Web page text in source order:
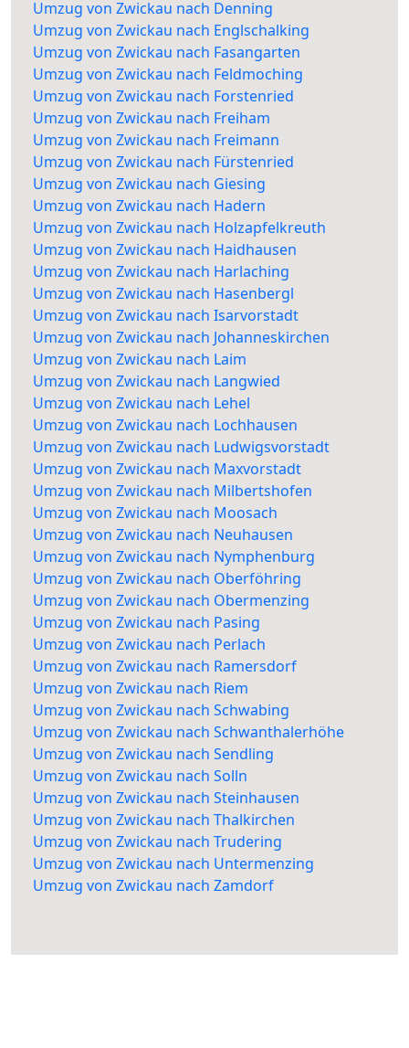
Umzug von Zwickau nach Denning
Umzug von Zwickau nach Englschalking
Umzug von Zwickau nach Fasangarten
Umzug von Zwickau nach Feldmoching
Umzug von Zwickau nach Forstenried
Umzug von Zwickau nach Freiham
Umzug von Zwickau nach Freimann
Umzug von Zwickau nach Fürstenried
Umzug von Zwickau nach Giesing
Umzug von Zwickau nach Hadern
Umzug von Zwickau nach Holzapfelkreuth
Umzug von Zwickau nach Haidhausen
Umzug von Zwickau nach Harlaching
Umzug von Zwickau nach Hasenbergl
Umzug von Zwickau nach Isarvorstadt
Umzug von Zwickau nach Johanneskirchen
Umzug von Zwickau nach Laim
Umzug von Zwickau nach Langwied
Umzug von Zwickau nach Lehel
Umzug von Zwickau nach Lochhausen
Umzug von Zwickau nach Ludwigsvorstadt
Umzug von Zwickau nach Maxvorstadt
Umzug von Zwickau nach Milbertshofen
Umzug von Zwickau nach Moosach
Umzug von Zwickau nach Neuhausen
Umzug von Zwickau nach Nymphenburg
Umzug von Zwickau nach Oberföhring
Umzug von Zwickau nach Obermenzing
Umzug von Zwickau nach Pasing
Umzug von Zwickau nach Perlach
Umzug von Zwickau nach Ramersdorf
Umzug von Zwickau nach Riem
Umzug von Zwickau nach Schwabing
Umzug von Zwickau nach Schwanthalerhöhe
Umzug von Zwickau nach Sendling
Umzug von Zwickau nach Solln
Umzug von Zwickau nach Steinhausen
Umzug von Zwickau nach Thalkirchen
Umzug von Zwickau nach Trudering
Umzug von Zwickau nach Untermenzing
Umzug von Zwickau nach Zamdorf